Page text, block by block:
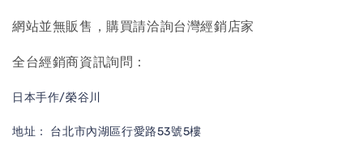
網站並無販售，購買請洽詢台灣經銷店家
全台經銷商資訊詢問：
日本手作/榮谷川
地址： 台北市內湖區行愛路53號5樓